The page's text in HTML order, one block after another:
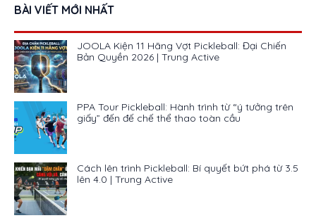
BÀI VIẾT MỚI NHẤT
JOOLA Kiện 11 Hãng Vợt Pickleball: Đại Chiến
Bản Quyền 2026 | Trung Active
PPA Tour Pickleball: Hành trình từ “ý tưởng trên
giấy” đến đế chế thể thao toàn cầu
Cách lên trình Pickleball: Bí quyết bứt phá từ 3.5
lên 4.0 | Trung Active